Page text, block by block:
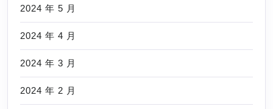
2024 年 5 月
2024 年 4 月
2024 年 3 月
2024 年 2 月